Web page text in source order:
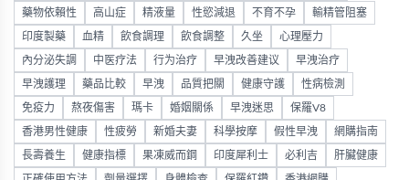
藥物依賴性 高山症 精液量 性慾減退 不育不孕 輸精管阻塞
印度製藥 血精 飲食調理 飲食調整 久坐 心理壓力
內分泌失調 中医疗法 行为治疗 早洩改善建议 早洩治疗
早洩護理 藥品比較 早洩 品質把關 健康守護 性病檢測
免疫力 熬夜傷害 瑪卡 婚姻關係 早洩迷思 保羅V8
香港男性健康 性疲勞 新婚夫妻 科學按摩 假性早洩 網購指南
長壽養生 健康指標 果凍威而鋼 印度犀利士 必利吉 肝臟健康